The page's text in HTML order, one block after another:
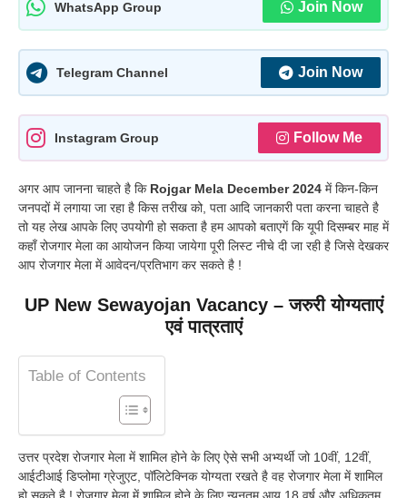
WhatsApp Group Join Now
Telegram Channel Join Now
Instagram Group Follow Me
अगर आप जानना चाहते है कि Rojgar Mela December 2024 में किन-किन
जनपदों में लगाया जा रहा है किस तरीख को, पता आदि जानकारी पता करना चाहते है
तो यह लेख आपके लिए उपयोगी हो सकता है हम आपको बताएगें कि यूपी दिसम्बर माह में
कहाँ रोजगार मेला का आयोजन किया जायेगा पूरी लिस्ट नीचे दी जा रही है जिसे देखकर
आप रोजगार मेला में आवेदन/प्रतिभाग कर सकते है !
UP New Sewayojan Vacancy – जरुरी योग्यताएं
एवं पात्रताएं
Table of Contents
उत्तर प्रदेश रोजगार मेला में शामिल होने के लिए ऐसे सभी अभ्यर्थी जो 10वीं, 12वीं,
आईटीआई डिप्लोमा ग्रेजुएट, पॉलिटेक्निक योग्यता रखते है वह रोजगार मेला में शामिल